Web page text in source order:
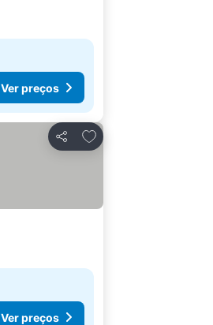
Ver preços
Partilhar
Adicionar aos favoritos
Ver preços